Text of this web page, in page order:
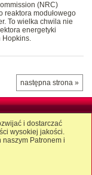
(NRC)
reaktora modułowego
To wielka chwila nie
energetyki
Hopkins.
następna strona »
i dostarczać
wysokiej jakości.
Patronem i